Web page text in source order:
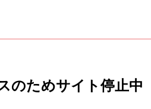
のためサイト停止中